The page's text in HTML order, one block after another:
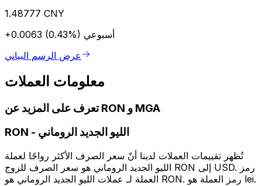
1.48777 CNY
+0.0063 (0.43%) أسبوعي
عرض الرسم البياني
معلومات العملات
تعرف على المزيد عن RON و MGA
RON - الليو الجديد الروماني
تُظهر تقييمات العملات لدينا أنّ سعر الصرف الأكثر رواجًا لعملة
الليو الجديد الروماني هو سعر الصرف للزوج RON إلى USD. رمز
العملة لـ عملات الليو الجديد الروماني هو RON. رمز العملة هو lei.